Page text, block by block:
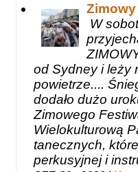
W
od Sydney i leży
powietrze....
dodało dużo
Zimowego
Wielokulturową
tanecznych,
perkusyjnej i